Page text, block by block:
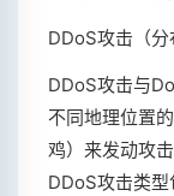
DDoS攻击（分
DDoS攻击与
不同地理位置
鸡）来发动攻
DDoS攻击类型